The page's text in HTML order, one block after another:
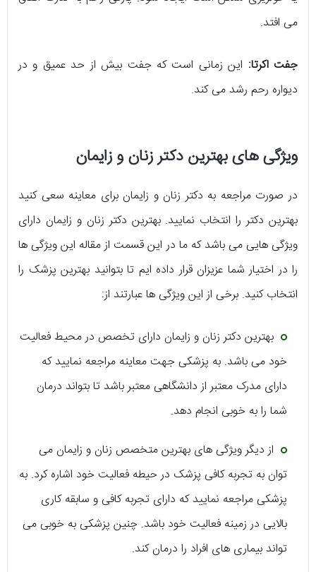
می افتد.
جفت اکرتا: این زمانی است که جفت بیش از حد عمیق و در
دیواره رحم رشد می کند.
ویژگی های بهترین دکتر زنان و زایمان
در صورت مراجعه به دکتر زنان و زایمان برای معاینه سعی کنید
بهترین دکتر را انتخاب نمایید. بهترین دکتر زنان و زایمان دارای
ویژگی هایی می باشد که ما در این قسمت از مقاله این ویژگی ها
را در اختیار شما عزیزان قرار داده ایم تا بتوانید بهترین پزشک را
انتخاب کنید. برخی از این ویژگی ها عبارتند از:
بهترین دکتر زنان و زایمان دارای تخصص در محیط فعالیت
خود می باشد. به پزشکی جهت معاینه مراجعه نمایید که
دارای مدرک معتبر از دانشگاهی معتبر باشد تا بتواند درمان
شما را به خوبی انجام دهد.
از دیگر ویژگی های بهترین متخصص زنان و زایمان می
توان به تجربه کافی پزشک در حیطه فعالیت خود اشاره کرد. به
پزشکی مراجعه نمایید که دارای تجربه کافی و سابقه کاری
بالایی در زمینه فعالیت خود باشد. چنین پزشکی به خوبی می
تواند بیماری های افراد را درمان کند.